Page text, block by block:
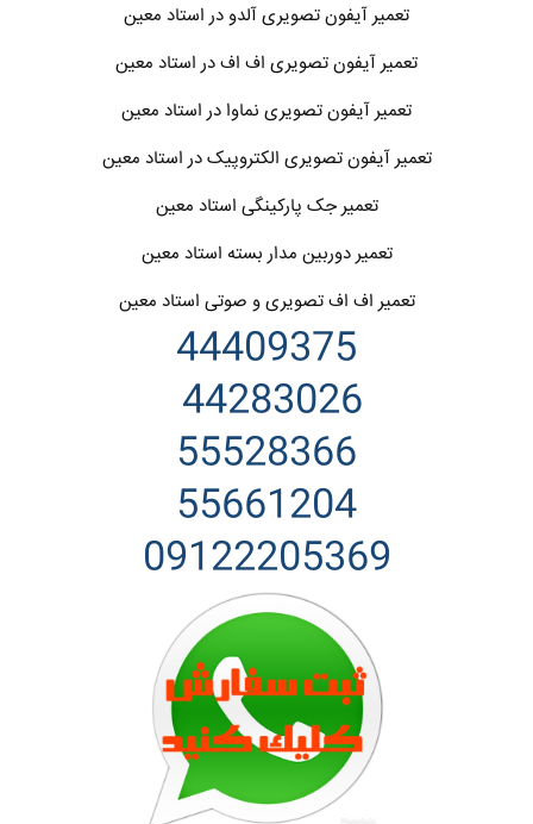
تعمیر آیفون تصویری آلدو در استاد معین
تعمیر آیفون تصویری اف اف در استاد معین
تعمیر آیفون تصویری نماوا در استاد معین
تعمیر آیفون تصویری الکتروپیک در استاد معین
تعمیر جک پارکینگی استاد معین
تعمیر دوربین مدار بسته استاد معین
تعمیر اف اف تصویری و صوتی استاد معین
44409375
44283026
55528366
55661204
09122205369